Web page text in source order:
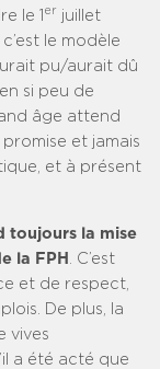
le 1 er juillet
le modèle
pu/aurait dû
si peu de
âge attend
et jamais
et à présent
toujours la mise
la FPH
. C’est
et de respect,
De plus, la
vives
a été acté que